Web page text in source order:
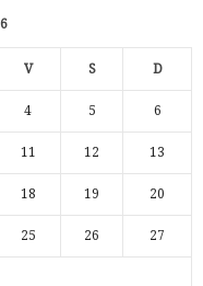
V S D
4 5 6
11 12 13
18 19 20
25 26 27